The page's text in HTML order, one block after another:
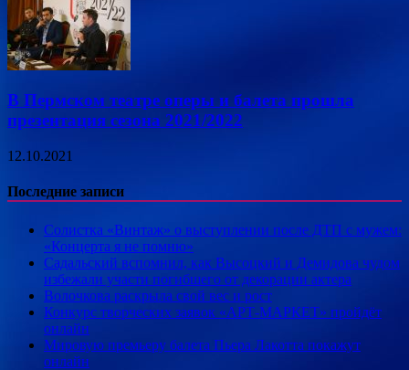
В Пермском театре оперы и балета прошла
презентация сезона 2021/2022
12.10.2021
Последние записи
Солистка «Винтаж» о выступлении после ДТП с мужем:
«Концерта я не помню»
Садальский вспомнил, как Высоцкий и Демидова чудом
избежали участи погибшего от декорации актера
Волочкова раскрыла свой вес и рост
Конкурс творческих заявок «АРТ-МАРКЕТ» пройдёт
онлайн
Мировую премьеру балета Пьера Лакотта покажут
онлайн